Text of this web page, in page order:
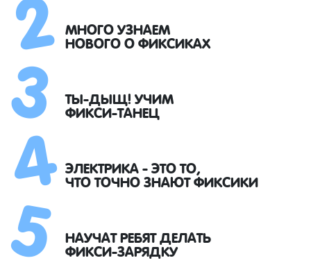
МНОГО УЗНАЕМ
НОВОГО О ФИКСИКАХ
ТЫ-ДЫЩ! УЧИМ
ФИКСИ-ТАНЕЦ
ЭЛЕКТРИКА - ЭТО ТО,
ЧТО ТОЧНО ЗНАЮТ ФИКСИКИ
НАУЧАТ РЕБЯТ ДЕЛАТЬ
ФИКСИ-ЗАРЯДКУ